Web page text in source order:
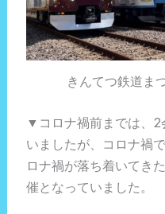
きんてつ鉄道ま
▼コロナ禍前までは、2
いましたが、コロナ禍
ロナ禍が落ち着いてき
催となっていました。